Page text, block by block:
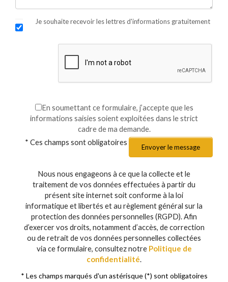
Je souhaite recevoir les lettres d'informations gratuitement
En soumettant ce formulaire, j’accepte que les
informations saisies soient exploitées dans le strict
cadre de ma demande.
* Ces champs sont obligatoires
Nous nous engageons à ce que la collecte et le
traitement de vos données effectuées à partir du
présent site internet soit conforme à la loi
informatique et libertés et au règlement général sur la
protection des données personnelles (RGPD). Afin
d’exercer vos droits, notamment d’accès, de correction
ou de retrait de vos données personnelles collectées
via ce formulaire, consultez notre Politique de
confidentialité.
* Les champs marqués d'un astérisque (*) sont obligatoires